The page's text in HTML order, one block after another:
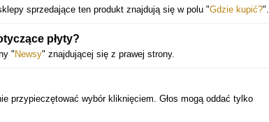
Nation
sprzedające ten produkt znajdują się w polu "Gdzie kupić?".
płyty?
"Newsy" znajdującej się z prawej strony.
przypieczętować wybór kliknięciem. Głos mogą oddać tylko